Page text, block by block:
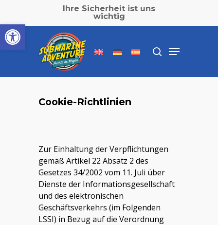
Werkzeugleiste öffnen
main
content
Ihre Sicherheit ist uns
wichtig
search
Menu
Inicio »Cookie-Richtlinie
Cookie-Richtlinien
Zur Einhaltung der Verpflichtungen
gemäß Artikel 22 Absatz 2 des
Gesetzes 34/2002 vom 11. Juli über
Dienste der Informationsgesellschaft
und des elektronischen
Geschäftsverkehrs (im Folgenden
LSSI) in Bezug auf die Verordnung